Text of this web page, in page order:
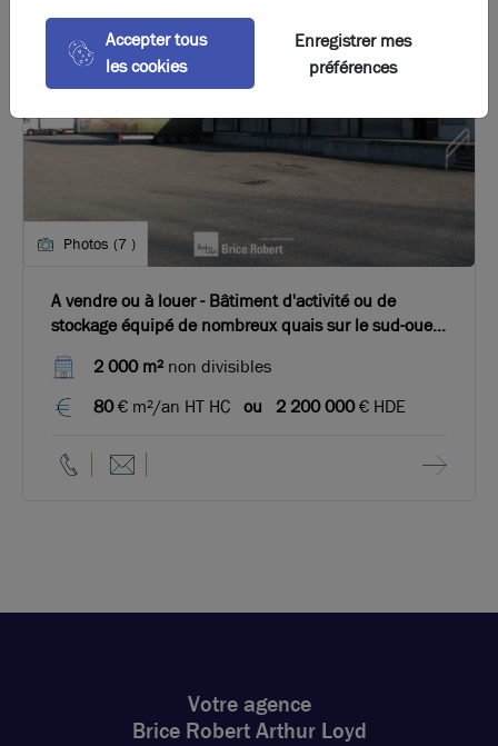
Photos (7 )
A vendre ou à louer - Bâtiment d'activité ou de
stockage équipé de nombreux quais sur le sud-ouest
2 000 m² non divisibles
80€ m²/an HT HC ou 2 200 000€ HDE
Votre agence
Brice Robert Arthur Loyd
Accepter tous
les cookies
Enregistrer mes
préférences